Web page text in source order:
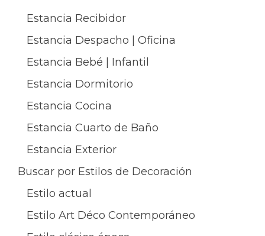
Estancia Recibidor
Estancia Despacho | Oficina
Estancia Bebé | Infantil
Estancia Dormitorio
Estancia Cocina
Estancia Cuarto de Baño
Estancia Exterior
Buscar por Estilos de Decoración
Estilo actual
Estilo Art Déco Contemporáneo